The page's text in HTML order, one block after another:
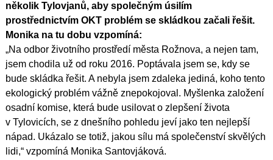
několik Tylovjanů, aby společným úsilím
prostřednictvím OKT problém se skládkou začali řešit.
Monika na tu dobu vzpomíná:
„Na odbor životního prostředí města Rožnova, a nejen tam,
jsem chodila už od roku 2016. Poptávala jsem se, kdy se
bude skládka řešit. A nebyla jsem zdaleka jediná, koho tento
ekologický problém vážně znepokojoval. Myšlenka založení
osadní komise, která bude usilovat o zlepšení života
v Tylovicích, se z dnešního pohledu jeví jako ten nejlepší
nápad. Ukázalo se totiž, jakou sílu má společenství skvělých
lidi,“ vzpomíná Monika Santovjáková.